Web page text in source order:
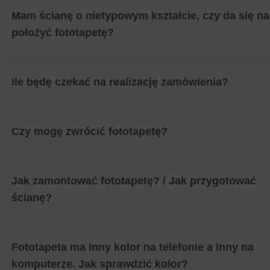
Mam ścianę o nietypowym kształcie, czy da się
położyć fototapetę?
Ile będę czekać na realizację zamówienia?
Czy mogę zwrócić fototapetę?
Jak zamontować fototapetę? / Jak przygotować
ścianę?
Fototapeta ma inny kolor na telefonie a inny na
komputerze. Jak sprawdzić kolor?